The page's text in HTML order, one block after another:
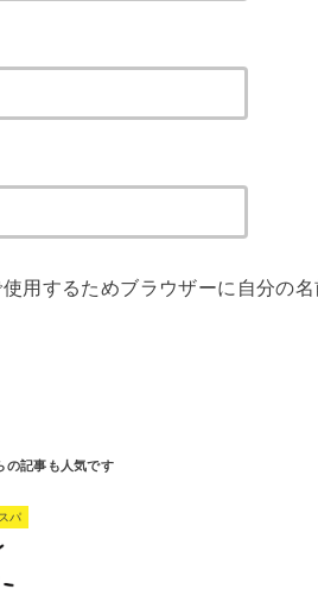
用するためブラウザーに自分の
パ